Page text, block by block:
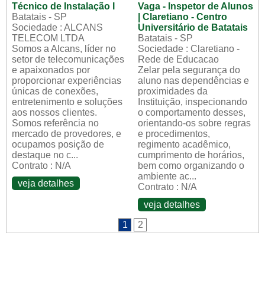
Técnico de Instalação I
Batatais - SP
Sociedade : ALCANS
TELECOM LTDA
Somos a Alcans, líder no
setor de telecomunicações
e apaixonados por
proporcionar experiências
únicas de conexões,
entretenimento e soluções
aos nossos clientes.
Somos referência no
mercado de provedores, e
ocupamos posição de
destaque no c...
Contrato : N/A
veja detalhes
Vaga - Inspetor de Alunos
| Claretiano - Centro
Universitário de Batatais
Batatais - SP
Sociedade : Claretiano -
Rede de Educacao
Zelar pela segurança do
aluno nas dependências e
proximidades da
Instituição, inspecionando
o comportamento desses,
orientando-os sobre regras
e procedimentos,
regimento acadêmico,
cumprimento de horários,
bem como organizando o
ambiente ac...
Contrato : N/A
veja detalhes
1
2